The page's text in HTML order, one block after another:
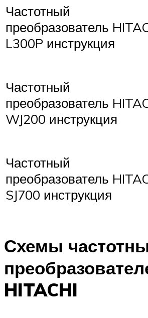
Частотный
преобразователь
L300P инструкция
Частотный
преобразователь
WJ200 инструкция
Частотный
преобразователь
SJ700 инструкция
Схемы
HITACHI